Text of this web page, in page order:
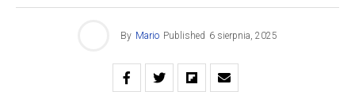
By Mario Published 6 sierpnia, 2025